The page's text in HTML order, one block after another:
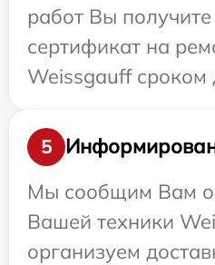
работ Вы
сертификат на
Weissgauff сроком
5
Мы сообщим Вам о
Вашей техники
организуем